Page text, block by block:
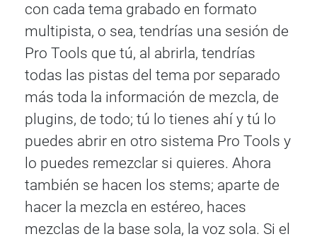
con cada tema grabado en formato
multipista, o sea, tendrías una sesión de
Pro Tools que tú, al abrirla, tendrías
todas las pistas del tema por separado
más toda la información de mezcla, de
plugins, de todo; tú lo tienes ahí y tú lo
puedes abrir en otro sistema Pro Tools y
lo puedes remezclar si quieres. Ahora
también se hacen los stems; aparte de
hacer la mezcla en estéreo, haces
mezclas de la base sola, la voz sola. Si el